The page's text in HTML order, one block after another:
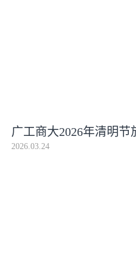
广工商大2026年清明节
2026.03.24